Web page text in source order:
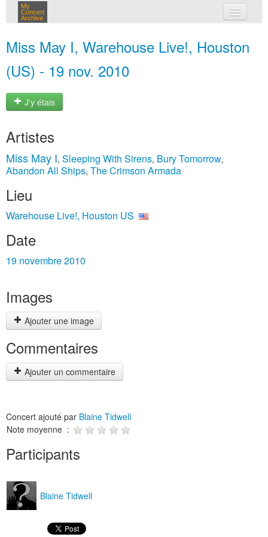
My
Concert
Archive
Miss May I, Warehouse Live!, Houston
(US) - 19 nov. 2010
J'y étais
Artistes
Miss May I, Sleeping With Sirens, Bury Tomorrow,
Abandon All Ships, The Crimson Armada
Lieu
Warehouse Live!, Houston US
Date
19 novembre 2010
Images
Ajouter une image
Commentaires
Ajouter un commentaire
Concert ajouté par Blaine Tidwell
Note moyenne :
Participants
Blaine Tidwell